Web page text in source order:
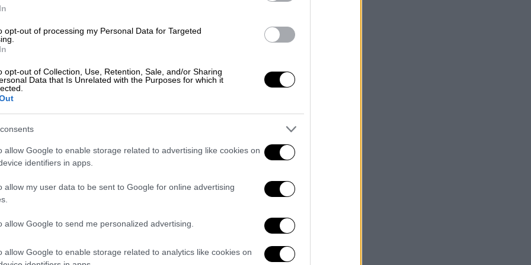
opt-out of processing my Personal Data for Targeted
opt-out of Collection, Use, Retention, Sale, and/or Sharing
Data that Is Unrelated with the Purposes for which it
allow Google to enable storage related to advertising like cookies on
identifiers in apps.
allow my user data to be sent to Google for online advertising
allow Google to send me personalized advertising.
allow Google to enable storage related to analytics like cookies on
σπουδαίου Λέο Μάτος
Βραζιλιάνος είχε απουσιάσει σε
αγώνα πρωταθλήματος
Λέο Μάτος: «Το γκολ στο φινάλε
χαλάει την όλη εικόνα, εμείς θα
περάσουμε»
απουσιάσει από την ρεβάνς με την
αισιόδοξος πως ο «Δικέφαλος του